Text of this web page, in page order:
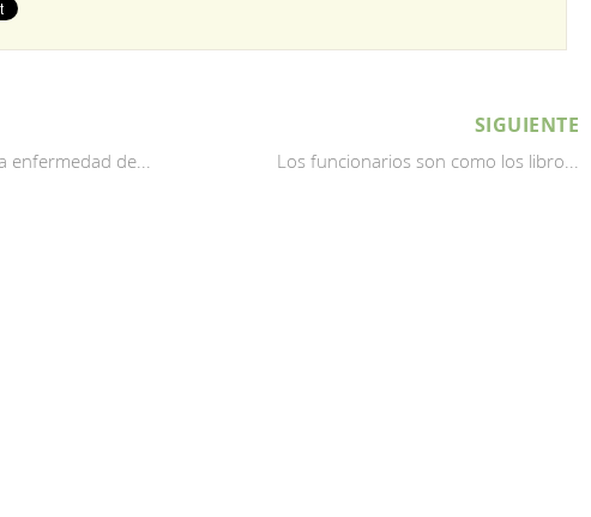
enfermedad de...
SIGUIENTE
Los funcionarios son como los libro...